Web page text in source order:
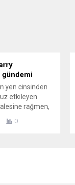
yen cinsinden
etkileyen
rağmen,
0